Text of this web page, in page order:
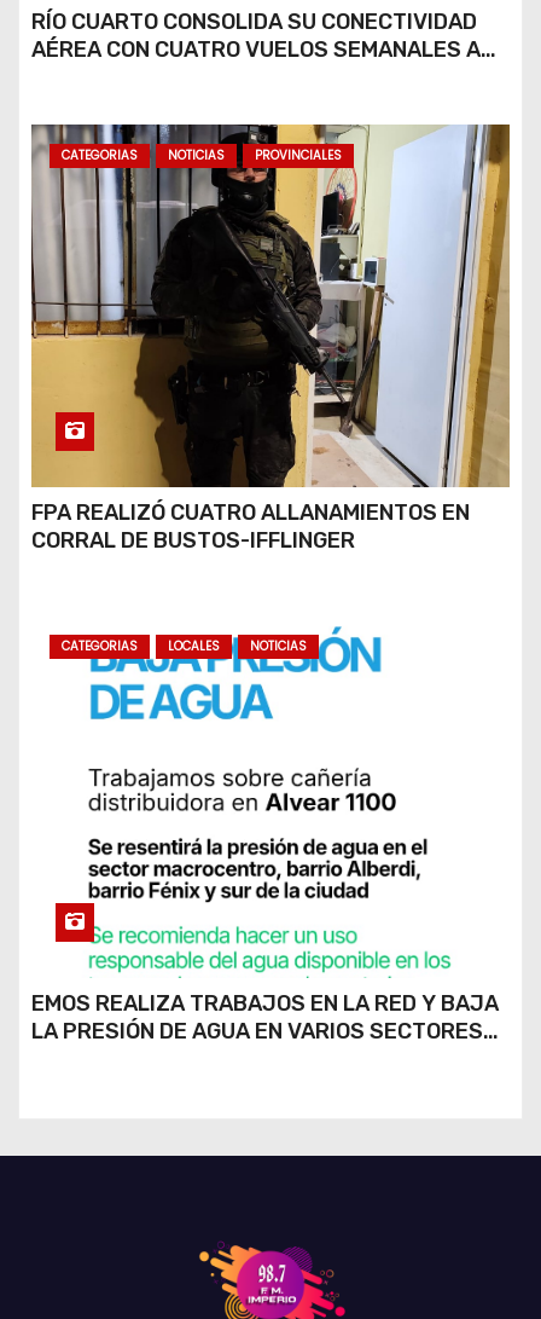
RÍO CUARTO CONSOLIDA SU CONECTIVIDAD
AÉREA CON CUATRO VUELOS SEMANALES A
CATEGORIAS NOTICIAS PROVINCIALES
FPA REALIZÓ CUATRO ALLANAMIENTOS EN
CORRAL DE BUSTOS-IFFLINGER
CATEGORIAS LOCALES NOTICIAS
EMOS REALIZA TRABAJOS EN LA RED Y BAJA
LA PRESIÓN DE AGUA EN VARIOS SECTORES